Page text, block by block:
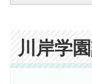
川岸学